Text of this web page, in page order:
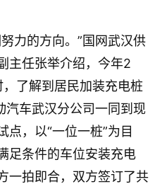
力的方向。”国网武汉供
主任张举介绍，今年2
了解到居民加装充电桩
汽车武汉分公司一同到现
，以“一位一桩”为目
足条件的车位安装充电
一拍即合，双方签订了共